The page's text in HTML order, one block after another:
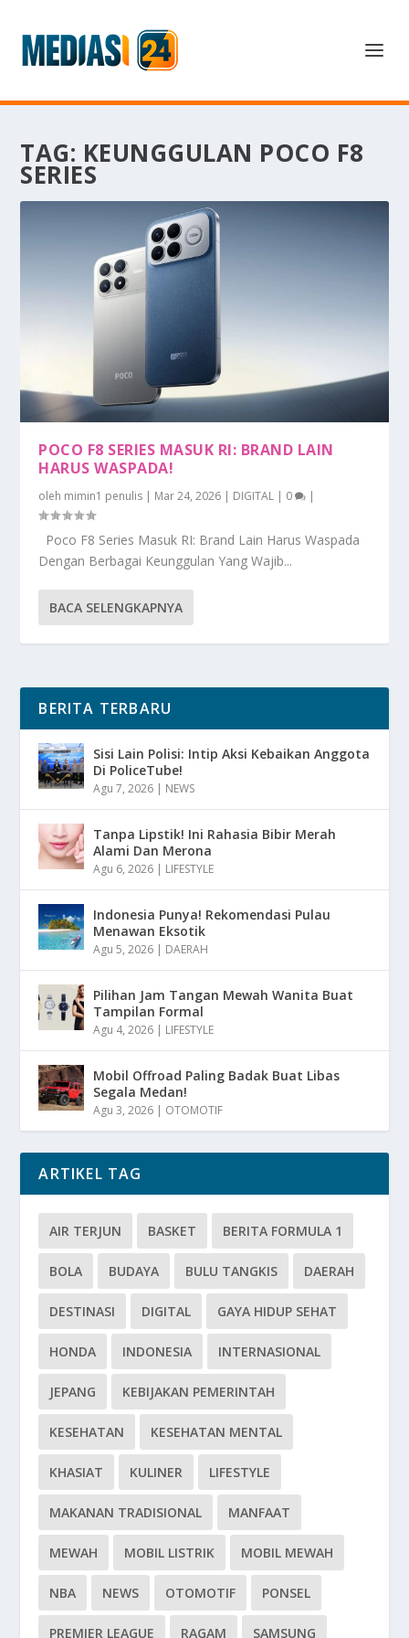
TAG: KEUNGGULAN POCO F8
SERIES
POCO F8 SERIES MASUK RI: BRAND LAIN
HARUS WASPADA!
oleh mimin1 penulis | Mar 24, 2026 | DIGITAL | 0 |
Poco F8 Series Masuk RI: Brand Lain Harus Waspada
Dengan Berbagai Keunggulan Yang Wajib...
BACA SELENGKAPNYA
BERITA TERBARU
Sisi Lain Polisi: Intip Aksi Kebaikan Anggota
Di PoliceTube!
Agu 7, 2026 | NEWS
Tanpa Lipstik! Ini Rahasia Bibir Merah
Alami Dan Merona
Agu 6, 2026 | LIFESTYLE
Indonesia Punya! Rekomendasi Pulau
Menawan Eksotik
Agu 5, 2026 | DAERAH
Pilihan Jam Tangan Mewah Wanita Buat
Tampilan Formal
Agu 4, 2026 | LIFESTYLE
Mobil Offroad Paling Badak Buat Libas
Segala Medan!
Agu 3, 2026 | OTOMOTIF
ARTIKEL TAG
AIR TERJUN BASKET BERITA FORMULA 1
BOLA BUDAYA BULU TANGKIS DAERAH
DESTINASI DIGITAL GAYA HIDUP SEHAT
HONDA INDONESIA INTERNASIONAL
JEPANG KEBIJAKAN PEMERINTAH
KESEHATAN KESEHATAN MENTAL
KHASIAT KULINER LIFESTYLE
MAKANAN TRADISIONAL MANFAAT
MEWAH MOBIL LISTRIK MOBIL MEWAH
NBA NEWS OTOMOTIF PONSEL
PREMIER LEAGUE RAGAM SAMSUNG